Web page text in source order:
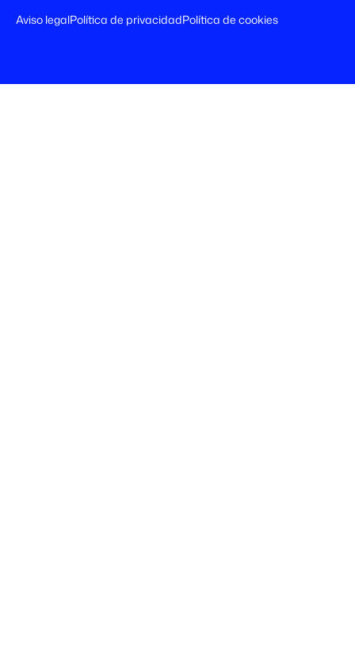
Aviso legalPolítica de privacidadPolítica de cookies